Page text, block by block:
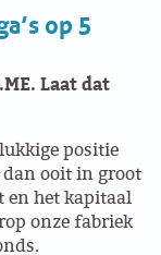
WORKFORCE
op 5
Laat dat
positie
ooit in groot
en het kapitaal
onze fabriek